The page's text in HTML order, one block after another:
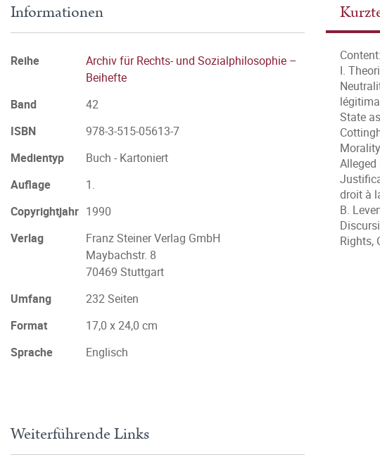
Content:
I.
State
droit à
B.
Rights,
Informationen
Reihe
Archiv für Rechts- und Sozialphilosophie –
Beihefte
Band
42
ISBN
978-3-515-05613-7
Medientyp
Buch - Kartoniert
Auflage
1.
Copyrightjahr 1990
Verlag
Franz Steiner Verlag GmbH
Maybachstr. 8
70469 Stuttgart
Umfang
232 Seiten
Format
17,0 x 24,0 cm
Sprache
Englisch
Weiterführende Links